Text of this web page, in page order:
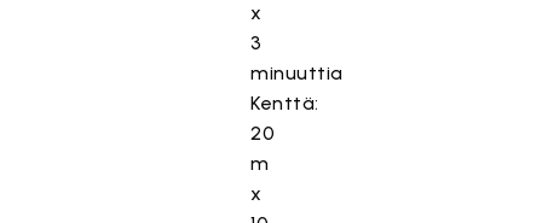
x
3
minuuttia
Kenttä:
20
m
x